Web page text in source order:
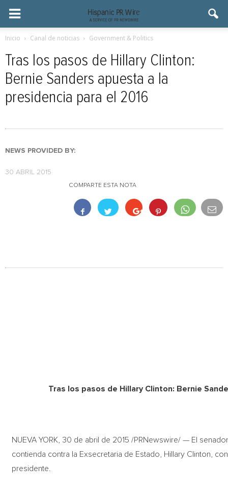
Inicio Canal de noticias Government & Politics
Tras los pasos de Hillary Clinton:
Bernie Sanders apuesta a la
presidencia para el 2016
NEWS PROVIDED BY:
30 ABRIL 2015
COMPARTE ESTA NOTA
Tras los pasos de Hillary Clinton: Bernie
NUEVA YORK, 30 de abril de 2015 /PRNewswire/ — El
contienda contra la Exsecretaria de Estado, Hillary Clinton,
presidente.